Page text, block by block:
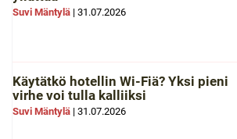
Suvi Mäntylä | 31.07.2026
Käytätkö hotellin Wi-Fiä? Yksi pieni
virhe voi tulla kalliiksi
Suvi Mäntylä | 31.07.2026